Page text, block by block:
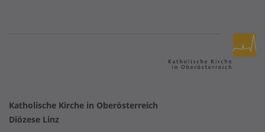
Katholische Kirche in Oberösterreich
Diözese Linz